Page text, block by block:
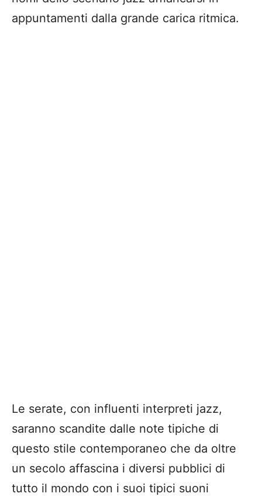
appuntamenti dalla grande carica ritmica.
Le serate, con influenti interpreti jazz,
saranno scandite dalle note tipiche di
questo stile contemporaneo che da oltre
un secolo affascina i diversi pubblici di
tutto il mondo con i suoi tipici suoni